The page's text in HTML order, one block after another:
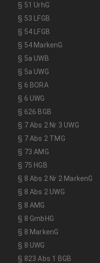
§ 51 UrhG
§ 53 LFGB
§ 54 LFGB
§ 54 MarkenG
§ 5a UWB
§ 5a UWG
§ 6 BORA
§ 6 UWG
§ 626 BGB
§ 7 Abs 2 Nr 3 UWG
§ 7 Abs 2 TMG
§ 73 AMG
§ 75 HGB
§ 8 Abs 2 Nr 2 MarkenG
§ 8 Abs 2 UWG
§ 8 AMG
§ 8 GmbHG
§ 8 MarkenG
§ 8 UWG
§ 823 Abs 1 BGB